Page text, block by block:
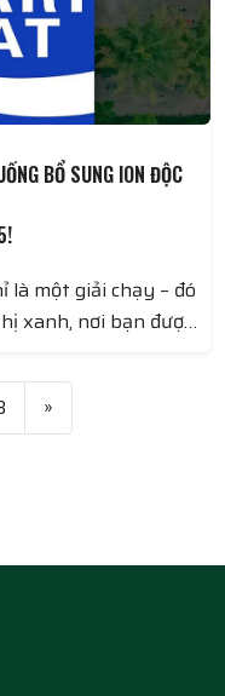
BỔ SUNG ION ĐỘC
là một giải chạy – đó
xanh, nơi bạn được
bền bỉ và mạnh mẽ
bạn, giúp bạn
»